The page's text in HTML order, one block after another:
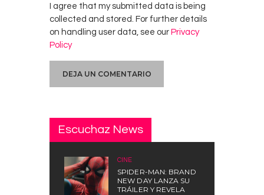
I agree that my submitted data is being
collected and stored. For further details
on handling user data, see our Privacy
Policy
Escuchaz News
CINE
SPIDER-MAN: BRAND
NEW DAY LANZA SU
TRÁILER Y REVELA